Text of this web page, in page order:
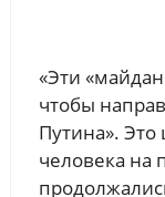
«Эти
чтобы
Путина». Это
человека на